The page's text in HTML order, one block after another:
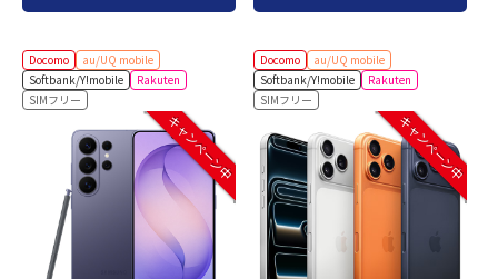
Docomo
au/UQ mobile
Softbank/Y!mobile
Rakuten
SIMフリー
キャンペーン中
Docomo
au/UQ mobile
Softbank/Y!mobile
Rakuten
SIMフリー
キャンペーン中